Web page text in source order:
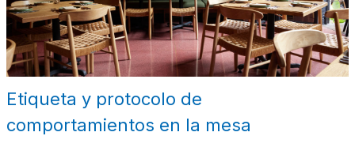
Etiqueta y protocolo de
comportamientos en la mesa